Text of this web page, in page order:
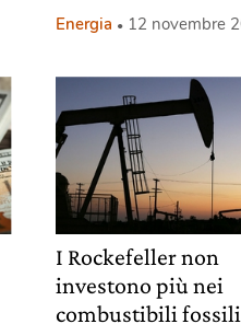
Energia 12 novembre
I Rockefeller non
investono più nei
combustibili